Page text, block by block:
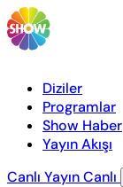
Diziler
Programlar
Show Haber
Yayın Akışı
Canlı YayınCanlı